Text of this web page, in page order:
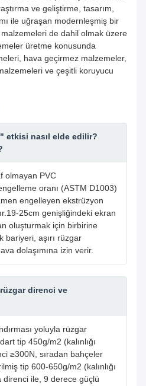
ve geliştirme, tasarım,
ile uğraşan modernleşmiş bir
malzemeleri de dahil olmak üzere
üretme konusunda
hava geçirmez malzemeler,
ve çeşitli koruyucu
etkisi nasıl elde edilir?
olmayan PVC
oranı (ASTM D1003)
engelleyen ekstrüzyon
25cm genişliğindeki ekran
oluşturmak için birbirine
bariyeri, aşırı rüzgar
dolaşımına izin verir.
direnci ve
yoluyla rüzgar
tip 450g/m2 (kalınlığı
≥300N, sıradan bahçeler
tip 600-650g/m2 (kalınlığı
direnci ile, 9 derece güçlü